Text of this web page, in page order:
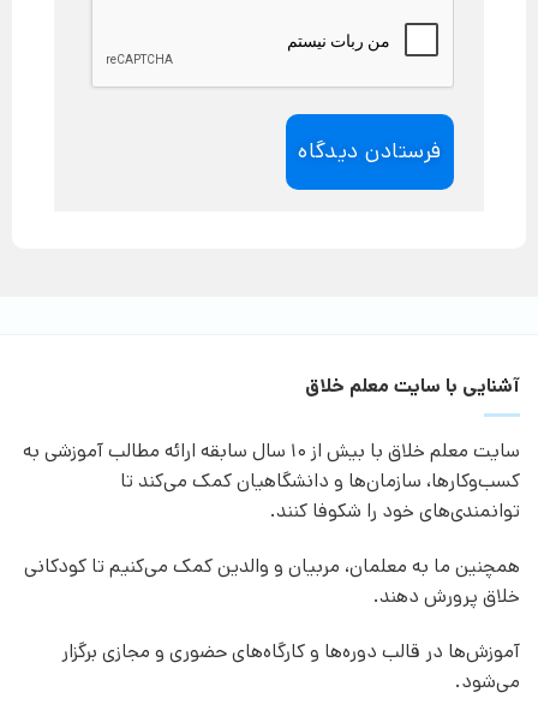
آشنایی با سایت معلم خلاق
سایت معلم خلاق با بیش از 10 سال سابقه ارائه مطالب آموزشی به
کسب‌وکارها، سازمان‌ها و دانشگاهیان کمک می‌کند تا
توانمندی‌های خود را شکوفا کنند.
همچنین ما به معلمان، مربیان و والدین کمک می‌کنیم تا کودکانی
خلاق پرورش دهند.
آموزش‌ها در قالب دوره‌ها و کارگاه‌های حضوری و مجازی برگزار
می‌شود.